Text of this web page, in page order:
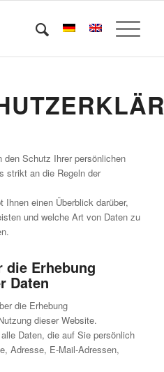
den Schutz Ihrer persönlichen
strikt an die Regeln der
Ihnen einen Überblick darüber,
und welche Art von Daten zu
Erhebung
Daten
die Erhebung
dieser Website.
Daten, die auf Sie persönlich
Adresse, E-Mail-Adressen,